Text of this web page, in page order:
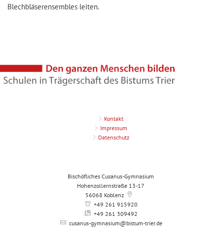
Blechbläserensembles leiten.
Kontakt
Impressum
Datenschutz
Bischöfliches Cusanus-Gymnasium
Hohenzollernstraße 13-17
56068 Koblenz
+49 261 915920
+49 261 309492
cusanus-gymnasium@bistum-trier.de